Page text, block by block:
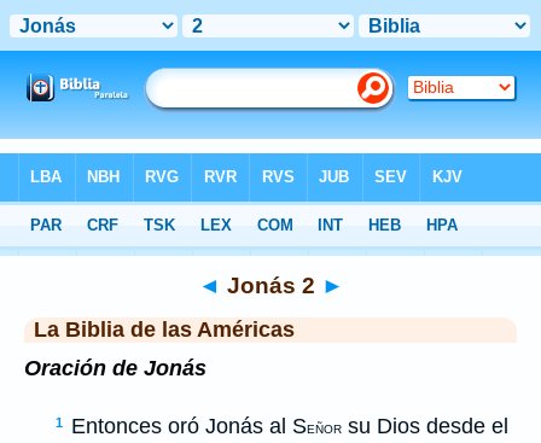
>LBLA > Jonás 2
◄ Jonás 2 ►
La Biblia de las Américas
Oración de Jonás
1 Entonces oró Jonás al SEÑOR su Dios desde el